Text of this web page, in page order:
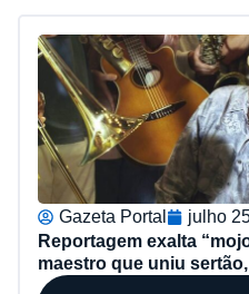
Gazeta Portal julho
Reportagem exalta
maestro que uniu